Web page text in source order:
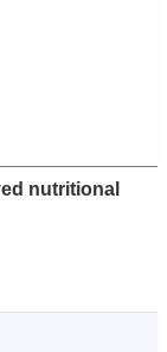
nutritional